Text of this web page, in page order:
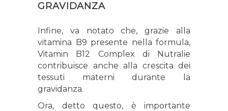
GRAVIDANZA
Infine, va notato che, grazie alla
vitamina B9 presente nella formula,
Vitamin B12 Complex di Nutralie
contribuisce anche alla crescita dei
tessuti materni durante la
gravidanza.
Ora, detto questo, è importante